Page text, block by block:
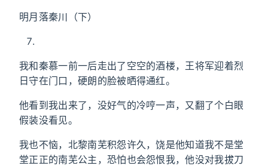
明月落秦川（下）
我和秦慕一前一后走出了空空的酒楼，王将军迎着烈
日守在门口，硬朗的脸被晒得通红。
他看到我出来了，没好气的冷哼一声，又翻了个白眼
假装没看见。
我也不恼，北黎南芜积怨许久，饶是他知道我不是堂
堂正正的南芜公主，恐怕也会怨恨我，他没对我拔刀